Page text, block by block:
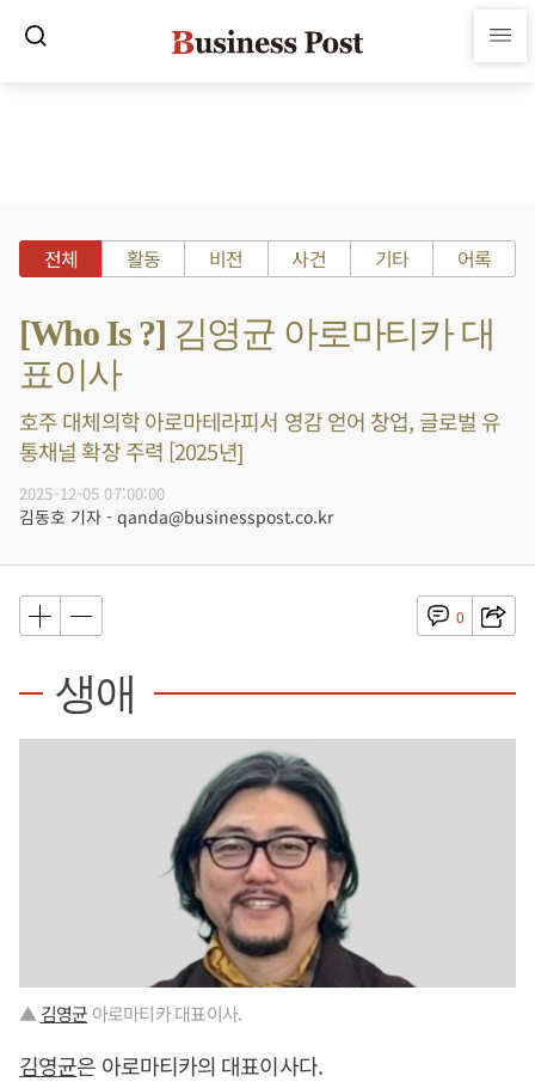
전체 활동 비전 사건 기타 어록
[Who Is ?] 김영균 아로마티카 대
표이사
호주 대체의학 아로마테라피서 영감 얻어 창업, 글로벌 유
통채널 확장 주력 [2025년]
2025-12-05 07:00:00
김동호 기자 - qanda@businesspost.co.kr
0
생애
▲ 김영균 아로마티카 대표이사.
김영균은 아로마티카의 대표이사다.